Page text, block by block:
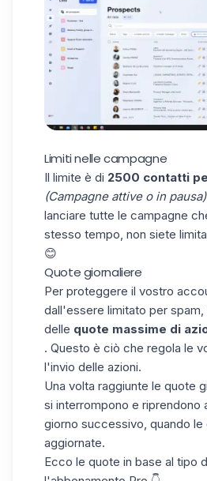
Limiti nelle campagne
Il limite è di 2500 contatti
(Campagne attive o in pausa)
lanciare tutte le campagne
stesso tempo, non siete
😊
Quote giornaliere
Per proteggere il vostro
dall'essere limitato per
delle quote massime di
. Questo è ciò che regola le
l'invio delle azioni.
Una volta raggiunte le quote
si interrompono e riprendono
giorno successivo, quando
aggiornate.
Ecco le quote in base al tipo